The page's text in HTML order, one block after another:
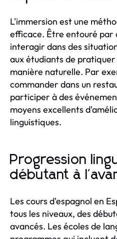
L'immersion est une
efficace. Être entouré par
interagir dans des
aux étudiants de
manière naturelle. Par
commander dans un
participer à des
moyens excellents
linguistiques.
Progression
débutant à
Les cours d'espagnol en
tous les niveaux, des
avancés. Les écoles de